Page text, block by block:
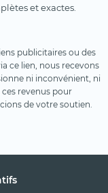
et exactes.
publicitaires ou des
ce lien, nous recevons
ni inconvénient, ni
revenus pour
de votre soutien.